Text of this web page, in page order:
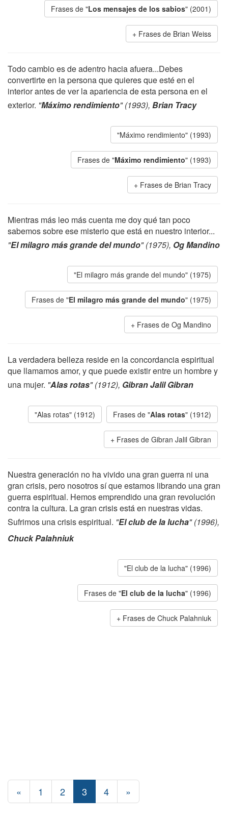
Frases de "Los mensajes de los sabios" (2001)
Frases de Brian Weiss
Todo cambio es de adentro hacia afuera...Debes
convertirte en la persona que quieres que esté en el
interior antes de ver la apariencia de esta persona en el
exterior. "Máximo rendimiento" (1993), Brian Tracy
"Máximo rendimiento" (1993)
Frases de "Máximo rendimiento" (1993)
Frases de Brian Tracy
Mientras más leo más cuenta me doy qué tan poco
sabemos sobre ese misterio que está en nuestro interior...
"El milagro más grande del mundo" (1975), Og Mandino
"El milagro más grande del mundo" (1975)
Frases de "El milagro más grande del mundo" (1975)
Frases de Og Mandino
La verdadera belleza reside en la concordancia espiritual
que llamamos amor, y que puede existir entre un hombre y
una mujer. "Alas rotas" (1912), Gibran Jalil Gibran
"Alas rotas" (1912) Frases de "Alas rotas" (1912)
Frases de Gibran Jalil Gibran
Nuestra generación no ha vivido una gran guerra ni una
gran crisis, pero nosotros sí que estamos librando una gran
guerra espiritual. Hemos emprendido una gran revolución
contra la cultura. La gran crisis está en nuestras vidas.
Sufrimos una crisis espiritual. "El club de la lucha" (1996),
Chuck Palahniuk
"El club de la lucha" (1996)
Frases de "El club de la lucha" (1996)
Frases de Chuck Palahniuk
« 1 2 3 4 »